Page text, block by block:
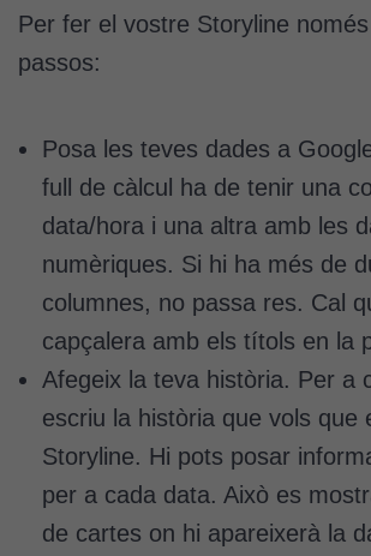
Per fer el vostre Storyline
passos:
Posa les teves dades a
full de càlcul ha de tenir una
data/hora i una altra amb les
numèriques. Si hi ha més de
columnes, no passa res. Cal
capçalera amb els títols en la
Afegeix la teva història. Per a
escriu la història que vols que
Storyline. Hi pots posar
per a cada data. Això es
de cartes on hi apareixerà la